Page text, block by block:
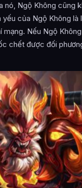
Ngộ Không cũng
yếu của Ngộ Không là
mạng. Nếu Ngộ
chết được đối